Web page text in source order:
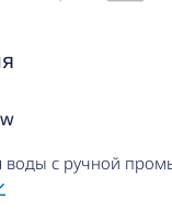
воды с ручной